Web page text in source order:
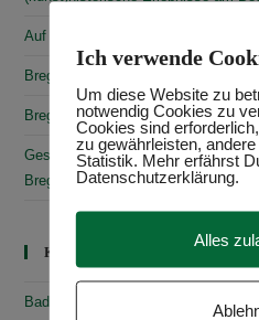
Auf den Spuren von Annette von
Bregenz: Kirchen, Kapellen & Kultur
Bregenz: Stadtgeschichte &
Gesammelte Schätze Vorarlbergs:
Bregenz
Kategorien
Baden-Württemberg
Ich verwende
Um diese Website zu
notwendig Cookies zu
Cookies sind
zu gewährleisten,
Statistik. Mehr erfährst
Datenschutzerklärung.
Alles